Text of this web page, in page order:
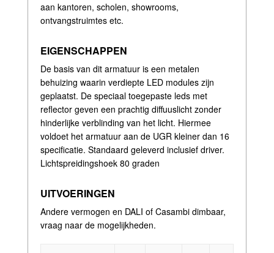
aan kantoren, scholen, showrooms,
ontvangstruimtes etc.
EIGENSCHAPPEN
De basis van dit armatuur is een metalen
behuizing waarin verdiepte LED modules zijn
geplaatst. De speciaal toegepaste leds met
reflector geven een prachtig diffuuslicht zonder
hinderlijke verblinding van het licht. Hiermee
voldoet het armatuur aan de UGR kleiner dan 16
specificatie. Standaard geleverd inclusief driver.
Lichtspreidingshoek 80 graden
UITVOERINGEN
Andere vermogen en DALI of Casambi dimbaar,
vraag naar de mogelijkheden.